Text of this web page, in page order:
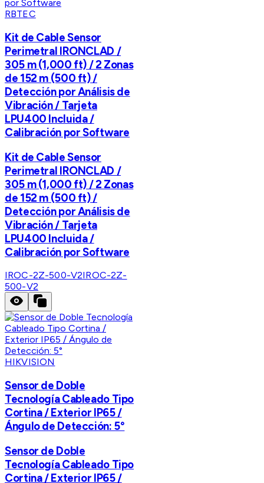
RBTEC
Kit de Cable Sensor
Perimetral IRONCLAD /
305 m (1,000 ft) / 2 Zonas
de 152 m (500 ft) /
Detección por Análisis de
Vibración / Tarjeta
LPU400 Incluida /
Calibración por Software
Kit de Cable Sensor
Perimetral IRONCLAD /
305 m (1,000 ft) / 2 Zonas
de 152 m (500 ft) /
Detección por Análisis de
Vibración / Tarjeta
LPU400 Incluida /
Calibración por Software
IROC-2Z-500-V2IROC-2Z-
500-V2
HIKVISION
Sensor de Doble
Tecnología Cableado Tipo
Cortina / Exterior IP65 /
Ángulo de Detección: 5°
Sensor de Doble
Tecnología Cableado Tipo
Cortina / Exterior IP65 /